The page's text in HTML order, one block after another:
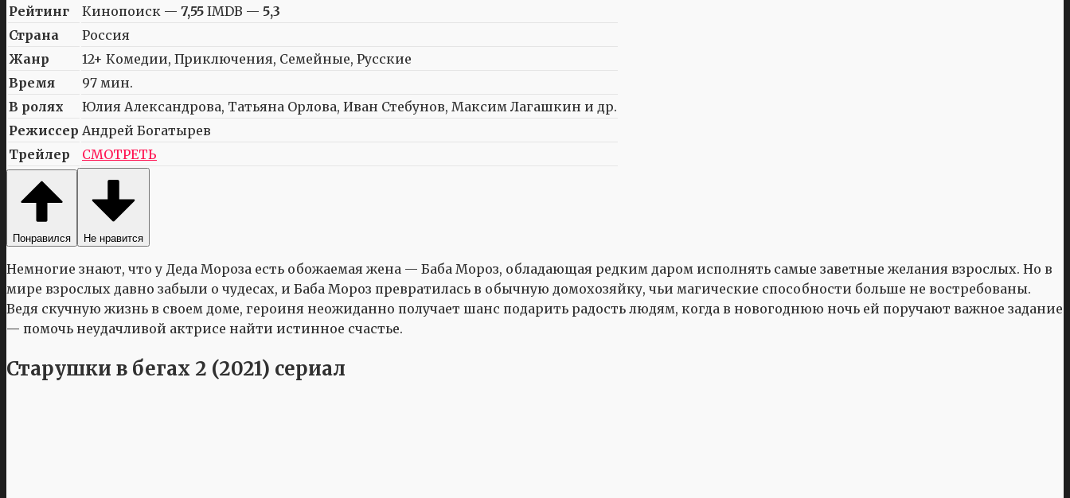
Рейтинг Кинопоиск — 7,55 IMDB — 5,3
Страна
Россия
Жанр
12+ Комедии, Приключения, Семейные, Русские
Время
97 мин.
В ролях
Юлия Александрова, Татьяна Орлова, Иван Стебунов, Максим Лагашкин и др.
Режиссер Андрей Богатырев
Трейлер
СМОТРЕТЬ
Понравился Не нравится
Немногие знают, что у Деда Мороза есть обожаемая жена — Баба Мороз, обладающая редким даром исполнять самые заветные желания взрослых. Но в
мире взрослых давно забыли о чудесах, и Баба Мороз превратилась в обычную домохозяйку, чьи магические способности больше не востребованы.
Ведя скучную жизнь в своем доме, героиня неожиданно получает шанс подарить радость людям, когда в новогоднюю ночь ей поручают важное задание
— помочь неудачливой актрисе найти истинное счастье.
Старушки в бегах 2 (2021) сериал